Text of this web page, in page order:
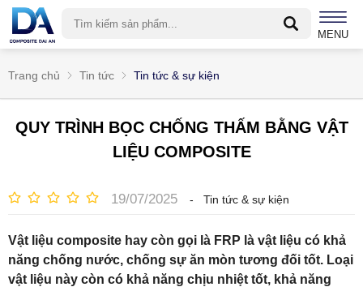
MENU
Trang chủ Tin tức Tin tức & sự kiện
QUY TRÌNH BỌC CHỐNG THẤM BẰNG VẬT
LIỆU COMPOSITE
19/07/2025 - Tin tức & sự kiện
Vật liệu composite hay còn gọi là FRP là vật liệu có khả
năng chống nước, chống sự ăn mòn tương đối tốt. Loại
vật liệu này còn có khả năng chịu nhiệt tốt, khả năng